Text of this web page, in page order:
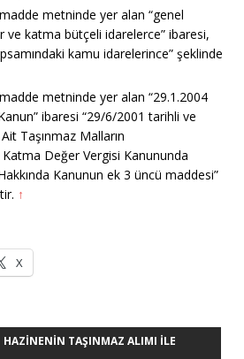
metninde yer alan “genel
ve katma bütçeli idarelerce” ibaresi,
kamu idarelerince” şeklinde
metninde yer alan “29.1.2004
ibaresi “29/6/2001 tarihli ve
Taşınmaz Malların
Değer Vergisi Kanununda
Kanunun ek 3 üncü maddesi”
↑
X
HAZINENIN TAŞINMAZ ALIMI ILE